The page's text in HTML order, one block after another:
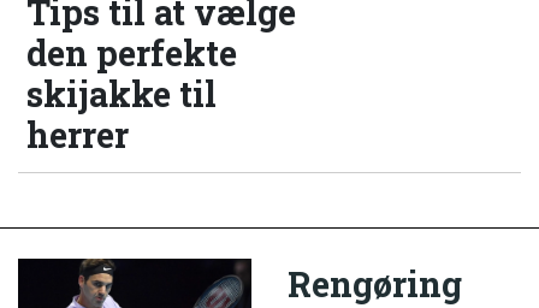
Tips til at vælge
den perfekte
skijakke til
herrer
Rengøring